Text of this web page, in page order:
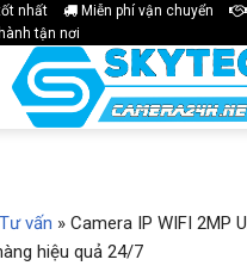
nhất Miễn phí vận chuyển
tận nơi
Tư vấn » Camera IP WIFI 2MP
hiệu quả 24/7